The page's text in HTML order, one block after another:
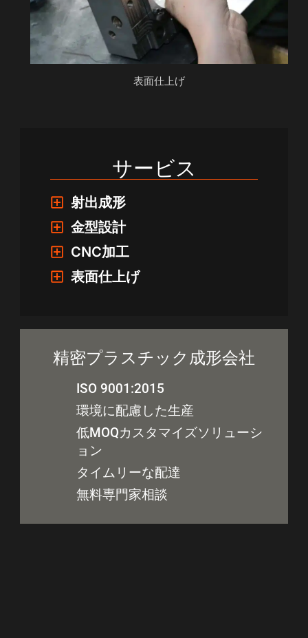
表面仕上げ
サービス
射出成形
金型設計
CNC加工
表面仕上げ
精密プラスチック成形会社
ISO 9001:2015
環境に配慮した生産
低MOQカスタマイズソリューシ
ョン
タイムリーな配達
無料専門家相談